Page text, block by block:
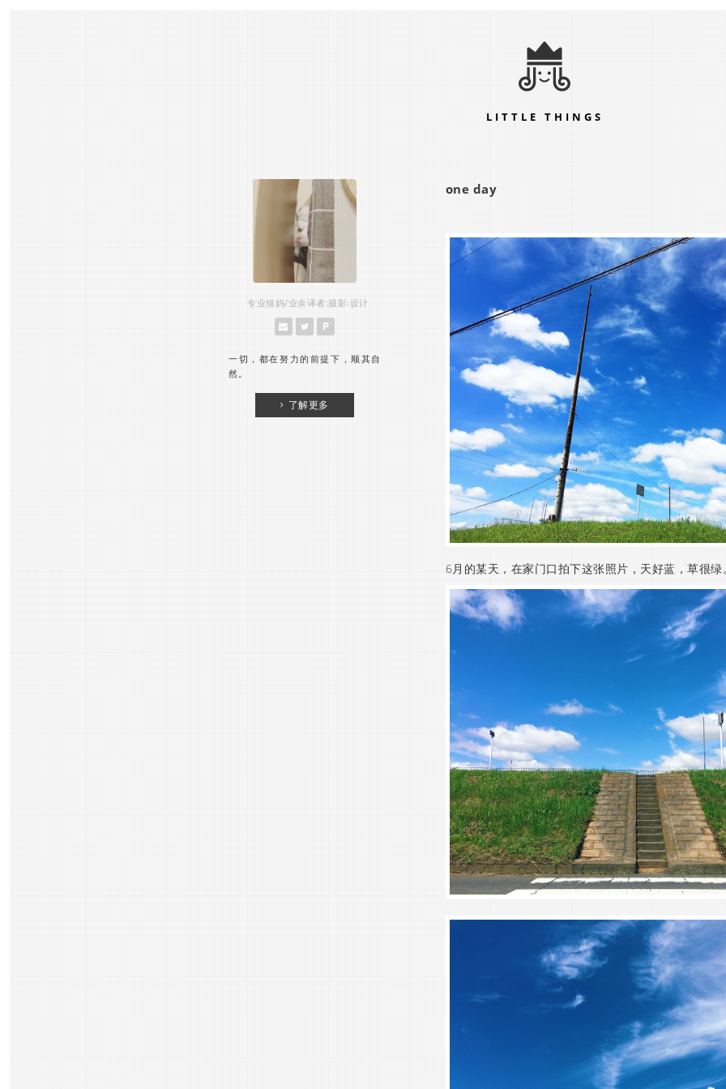
LITTLE THINGS
专业猫妈/业余译者:摄影:设计
P
一切，都在努力的前提下，顺其自
然。
了解更多
one day
6月的某天，在家门口拍下这张照片，天好蓝，草很绿